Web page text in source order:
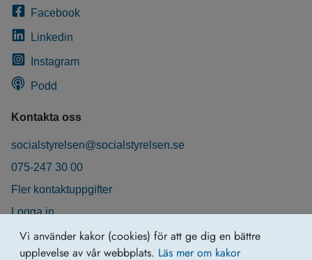
Vi använder kakor (cookies) för att ge dig en bättre
upplevelse av vår webbplats. Läs mer om kakor
Facebook
Linkedin
Instagram
Podd
Kontakta oss
socialstyrelsen@socialstyrelsen.se
075-247 30 00
Fler kontaktuppgifter
Logga in
Behandling av personuppgifter